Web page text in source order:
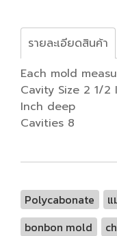
รายละเอียดสินค้า
Each mold
Cavity Size 2 1/
Inch deep
Cavities 8
Polycabonate
bonbon mold